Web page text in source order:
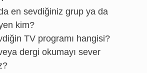
en sevdiğiniz grup ya da
kim?
TV programı hangisi?
dergi okumayı sever